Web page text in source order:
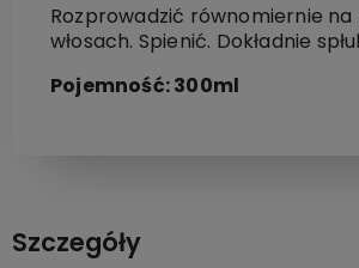
Rozprowadzić równomiernie
włosach. Spienić. Dokładnie
Pojemność: 300ml
Szczegóły